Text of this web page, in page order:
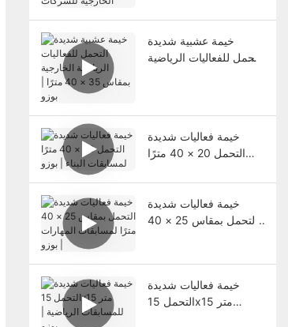
خيمة عشبية شديدة
التحمل للفعاليات الرياضية
خيمة فعاليات شديدة
التحمل 20 × 40 مترًا
خيمة فعاليات شديدة
التحمل بمقاس 25 × 40
خيمة فعاليات شديدة
التحمل 15x15 متر